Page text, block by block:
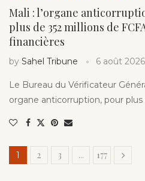
Mali : l’organe
plus de 352 millions de
financières
by Sahel Tribune 6 août 2026
Le Bureau du Vérificateur
organe anticorruption, pour plus
1 2 3 … 177